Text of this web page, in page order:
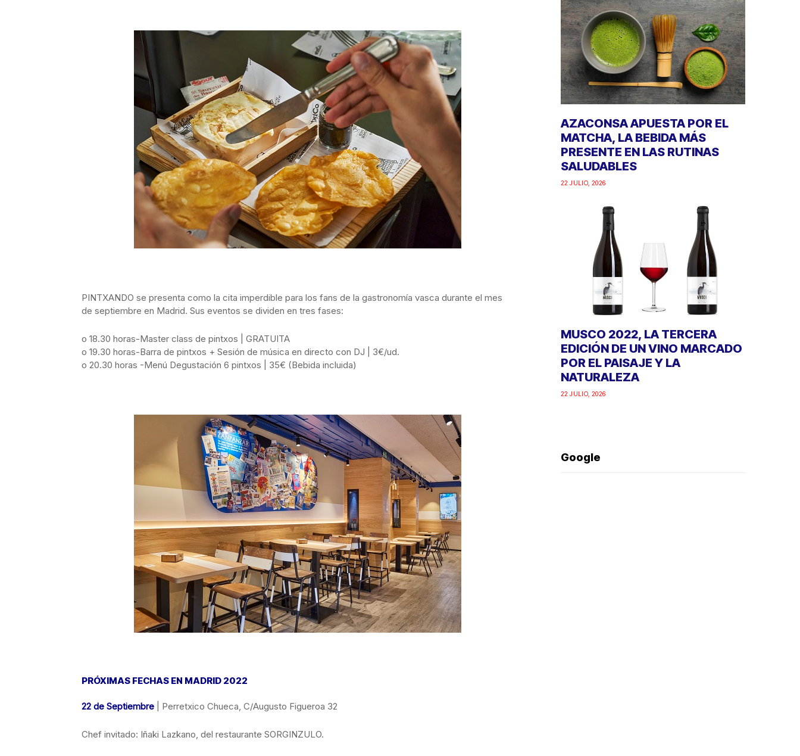
PINTXANDO se presenta como la cita imperdible para los fans de la gastronomía vasca durante el mes
de septiembre en Madrid. Sus eventos se dividen en tres fases:
o 18.30 horas-Master class de pintxos | GRATUITA
o 19.30 horas-Barra de pintxos + Sesión de música en directo con DJ | 3€/ud.
o 20.30 horas -Menú Degustación 6 pintxos | 35€ (Bebida incluida)
PRÓXIMAS FECHAS EN MADRID 2022
22 de Septiembre | Perretxico Chueca, C/Augusto Figueroa 32
Chef invitado: Iñaki Lazkano, del restaurante SORGINZULO.
AZACONSA APUESTA POR EL
MATCHA, LA BEBIDA MÁS
PRESENTE EN LAS RUTINAS
SALUDABLES
22 JULIO, 2026
MUSCO 2022, LA TERCERA
EDICIÓN DE UN VINO MARCADO
POR EL PAISAJE Y LA
NATURALEZA
22 JULIO, 2026
Google